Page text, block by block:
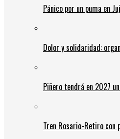
Pánico por un puma en
Dolor y solidaridad:
Piñero tendrá en 2027
Tren Rosario-Retiro con